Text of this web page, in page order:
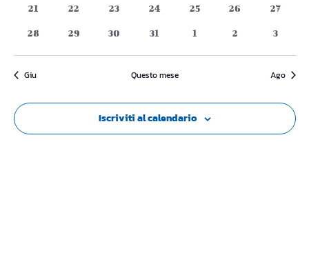
0
21
0
22
0
23
0
24
0
25
0
26
0
27
0
28
0
29
0
30
0
31
0
1
0
2
0
3
Giu Questo mese Ago
Iscriviti al calendario